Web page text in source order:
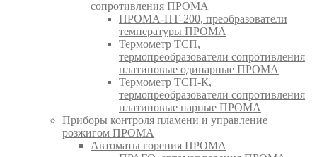
сопротивления ПРОМА
ПРОМА-ПТ-200, преобразователи
температуры ПРОМА
Термометр ТСП,
термопреобразователи сопротивления
платиновые одинарные ПРОМА
Термометр ТСП-К,
термопреобразователи сопротивления
платиновые парные ПРОМА
Приборы контроля пламени и управление
розжигом ПРОМА
Автоматы горения ПРОМА